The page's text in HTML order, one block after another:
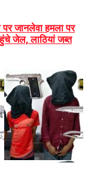
पर जानलेवा हमला पर
जेल, लाठियां जब्त